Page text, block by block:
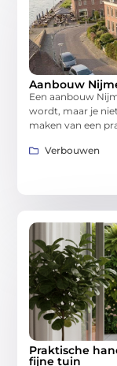
Aanbouw
Een aanbouw
wordt, maar je
maken van een
Verbouwen
Praktische
fijne tuin